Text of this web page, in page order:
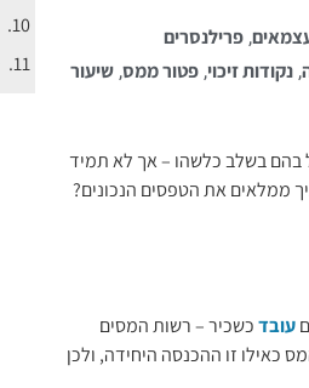
,פרילנסרים
,נקודות זיכוי,פטור ממס,שיעור
בהם בשלב כלשהו – אך לא תמיד
ממלאים את הטפסים הנכונים?
עובדכשכיר – רשות המסים
כאילו זו ההכנסה היחידה, ולכן